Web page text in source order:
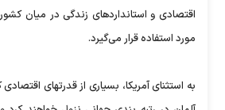
اقتصادی و استانداردهای زندگی در میان
مورد استفاده قرار می‌گیرد.
به استثنای آمریکا، بسیاری از قدرتهای